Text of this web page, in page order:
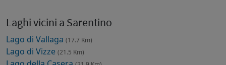
Laghi vicini a Sarentino
Lago di Vallaga (17.7 Km)
Lago di Vizze (21.5 Km)